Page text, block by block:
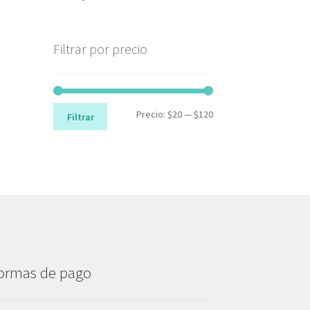
Filtrar por precio
Precio
Precio
Filtrar Precio: $20—$120
de pago